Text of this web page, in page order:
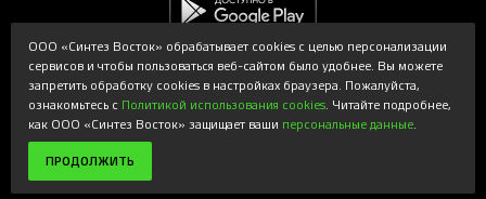
Powered by Syntes. Интернет-магазин gametrica.ru поддерживается и
обслуживается ООО «Синтез Восток». Copyright © 2026 ООО «Синтез
Восток». Все права защищены.
Используемые торговые марки принадлежат соответствующим
владельцам и используются с разрешения владельцев.
По всем вопросам обращайтесь в чат.
ООО «Синтез Восток» обрабатывает cookies с целью персонализации
сервисов и чтобы пользоваться веб-сайтом было удобнее. Вы можете
запретить обработку cookies в настройках браузера. Пожалуйста,
ознакомьтесь с Политикой использования cookies . Читайте подробнее,
как ООО «Синтез Восток» защищает ваши персональные данные
ПРОДОЛЖИТЬ